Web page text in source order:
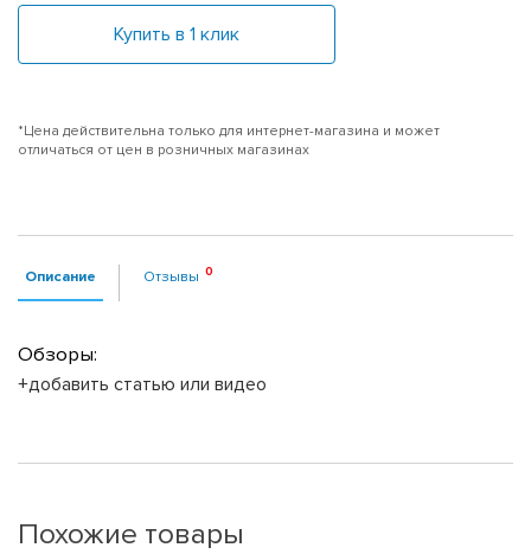
Купить в 1 клик
*Цена действительна только для интернет-магазина и может
отличаться от цен в розничных магазинах
Описание Отзывы
Обзоры:
+добавить статью или видео
Похожие товары